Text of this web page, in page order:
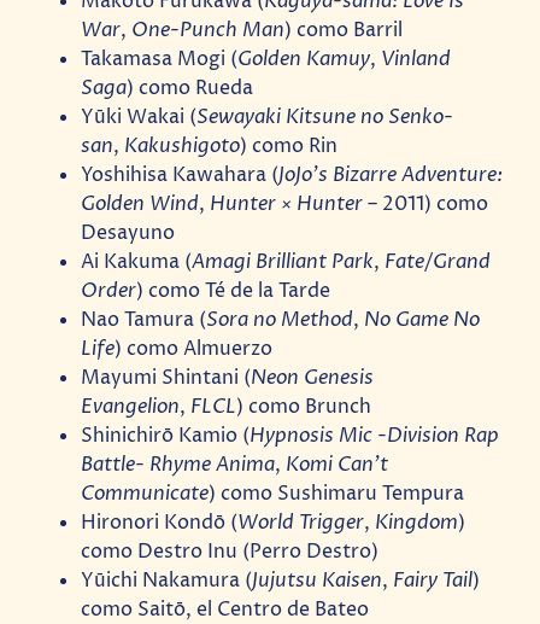
War, One-Punch Man) como Barril
Takamasa Mogi (Golden Kamuy, Vinland
Saga) como Rueda
Yūki Wakai (Sewayaki Kitsune no Senko-
san, Kakushigoto) como Rin
Yoshihisa Kawahara (JoJo’s Bizarre Adventure:
Golden Wind, Hunter × Hunter– 2011) como
Desayuno
Ai Kakuma (Amagi Brilliant Park, Fate/Grand
Order) como Té de la Tarde
Nao Tamura (Sora no Method, No Game No
Life) como Almuerzo
Mayumi Shintani (Neon Genesis
Evangelion, FLCL) como Brunch
Shinichirō Kamio (Hypnosis Mic -Division Rap
Battle- Rhyme Anima, Komi Can’t
Communicate) como Sushimaru Tempura
Hironori Kondō (World Trigger, Kingdom)
como Destro Inu (Perro Destro)
Yūichi Nakamura (Jujutsu Kaisen, Fairy Tail)
como Saitō, el Centro de Bateo